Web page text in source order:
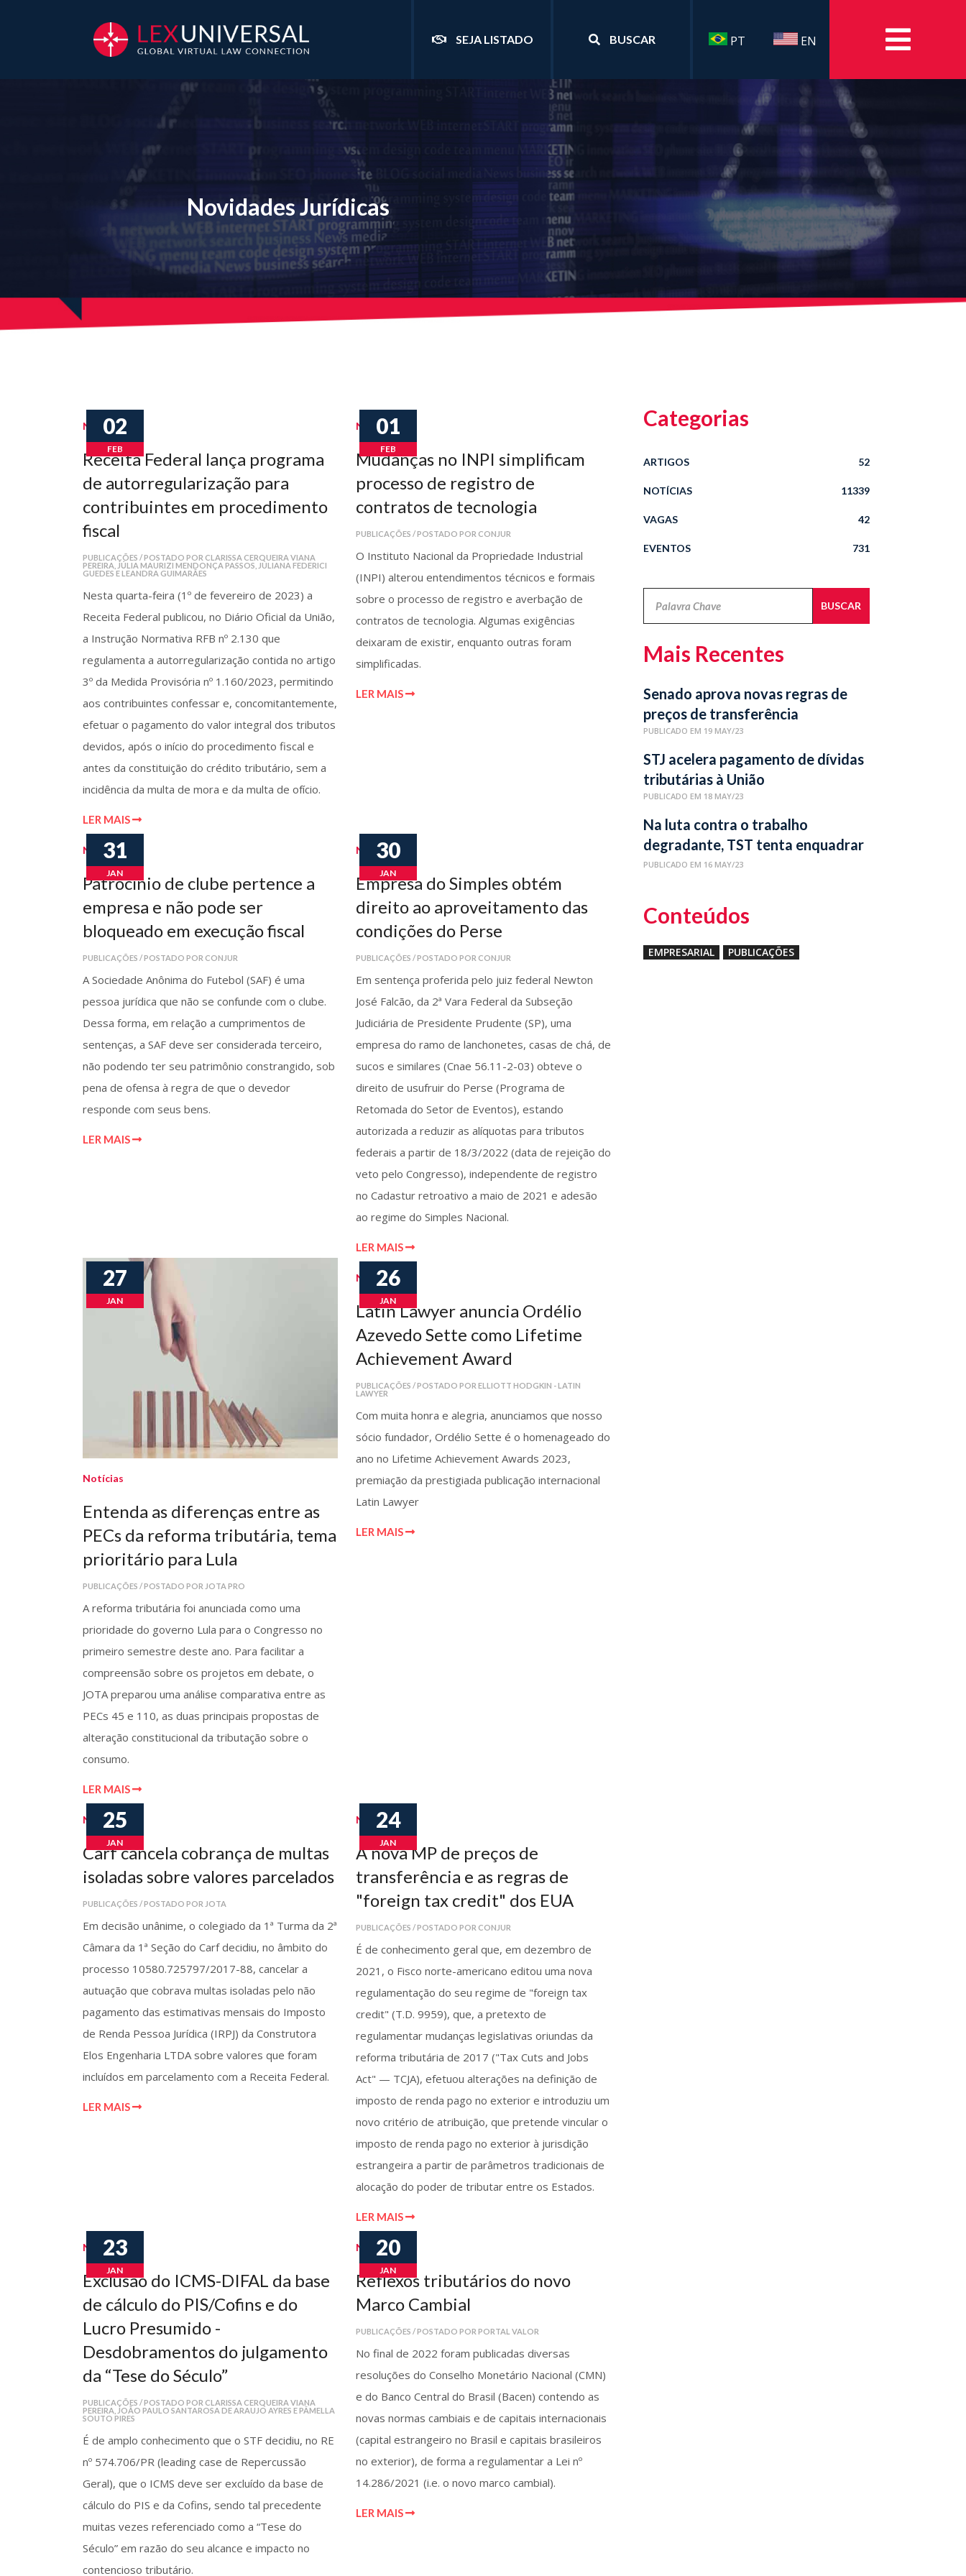
SEJA LISTADO BUSCAR PT EN
Novidades Jurídicas
02
FEB
Notícias
Receita Federal lança programa
de autorregularização para
contribuintes em procedimento
fiscal
PUBLICAÇÕES / POSTADO POR CLARISSA CERQUEIRA VIANA
PEREIRA, JÚLIA MAURIZI MENDONÇA PASSOS, JULIANA FEDERICI
GUEDES E LEANDRA GUIMARÃES
Nesta quarta-feira (1º de fevereiro de 2023) a
Receita Federal publicou, no Diário Oficial da União,
a Instrução Normativa RFB nº 2.130 que
regulamenta a autorregularização contida no artigo
3º da Medida Provisória nº 1.160/2023, permitindo
aos contribuintes confessar e, concomitantemente,
efetuar o pagamento do valor integral dos tributos
devidos, após o início do procedimento fiscal e
antes da constituição do crédito tributário, sem a
incidência da multa de mora e da multa de ofício.
LER MAIS
01
FEB
Notícias
Mudanças no INPI simplificam
processo de registro de
contratos de tecnologia
PUBLICAÇÕES / POSTADO POR CONJUR
O Instituto Nacional da Propriedade Industrial
(INPI) alterou entendimentos técnicos e formais
sobre o processo de registro e averbação de
contratos de tecnologia. Algumas exigências
deixaram de existir, enquanto outras foram
simplificadas.
LER MAIS
31
JAN
Notícias
Patrocínio de clube pertence a
empresa e não pode ser
bloqueado em execução fiscal
PUBLICAÇÕES / POSTADO POR CONJUR
A Sociedade Anônima do Futebol (SAF) é uma
pessoa jurídica que não se confunde com o clube.
Dessa forma, em relação a cumprimentos de
sentenças, a SAF deve ser considerada terceiro,
não podendo ter seu patrimônio constrangido, sob
pena de ofensa à regra de que o devedor
responde com seus bens.
LER MAIS
30
JAN
Notícias
Empresa do Simples obtém
direito ao aproveitamento das
condições do Perse
PUBLICAÇÕES / POSTADO POR CONJUR
Em sentença proferida pelo juiz federal Newton
José Falcão, da 2ª Vara Federal da Subseção
Judiciária de Presidente Prudente (SP), uma
empresa do ramo de lanchonetes, casas de chá, de
sucos e similares (Cnae 56.11-2-03) obteve o
direito de usufruir do Perse (Programa de
Retomada do Setor de Eventos), estando
autorizada a reduzir as alíquotas para tributos
federais a partir de 18/3/2022 (data de rejeição do
veto pelo Congresso), independente de registro
no Cadastur retroativo a maio de 2021 e adesão
ao regime do Simples Nacional.
LER MAIS
27
JAN
Notícias
Entenda as diferenças entre as
PECs da reforma tributária, tema
prioritário para Lula
PUBLICAÇÕES / POSTADO POR JOTA PRO
A reforma tributária foi anunciada como uma
prioridade do governo Lula para o Congresso no
primeiro semestre deste ano. Para facilitar a
compreensão sobre os projetos em debate, o
JOTA preparou uma análise comparativa entre as
PECs 45 e 110, as duas principais propostas de
alteração constitucional da tributação sobre o
consumo.
LER MAIS
26
JAN
Notícias
Latin Lawyer anuncia Ordélio
Azevedo Sette como Lifetime
Achievement Award
PUBLICAÇÕES / POSTADO POR ELLIOTT HODGKIN - LATIN
LAWYER
Com muita honra e alegria, anunciamos que nosso
sócio fundador, Ordélio Sette é o homenageado do
ano no Lifetime Achievement Awards 2023,
premiação da prestigiada publicação internacional
Latin Lawyer
LER MAIS
25
JAN
Notícias
Carf cancela cobrança de multas
isoladas sobre valores parcelados
PUBLICAÇÕES / POSTADO POR JOTA
Em decisão unânime, o colegiado da 1ª Turma da 2ª
Câmara da 1ª Seção do Carf decidiu, no âmbito do
processo 10580.725797/2017-88, cancelar a
autuação que cobrava multas isoladas pelo não
pagamento das estimativas mensais do Imposto
de Renda Pessoa Jurídica (IRPJ) da Construtora
Elos Engenharia LTDA sobre valores que foram
incluídos em parcelamento com a Receita Federal.
LER MAIS
24
JAN
Notícias
A nova MP de preços de
transferência e as regras de
"foreign tax credit" dos EUA
PUBLICAÇÕES / POSTADO POR CONJUR
É de conhecimento geral que, em dezembro de
2021, o Fisco norte-americano editou uma nova
regulamentação do seu regime de "foreign tax
credit" (T.D. 9959), que, a pretexto de
regulamentar mudanças legislativas oriundas da
reforma tributária de 2017 ("Tax Cuts and Jobs
Act" — TCJA), efetuou alterações na definição de
imposto de renda pago no exterior e introduziu um
novo critério de atribuição, que pretende vincular o
imposto de renda pago no exterior à jurisdição
estrangeira a partir de parâmetros tradicionais de
alocação do poder de tributar entre os Estados.
LER MAIS
23
JAN
Notícias
Exclusão do ICMS-DIFAL da base
de cálculo do PIS/Cofins e do
Lucro Presumido -
Desdobramentos do julgamento
da “Tese do Século”
PUBLICAÇÕES / POSTADO POR CLARISSA CERQUEIRA VIANA
PEREIRA, JOÃO PAULO SANTAROSA DE ARAUJO AYRES E PÂMELLA
SOUTO PIRES
É de amplo conhecimento que o STF decidiu, no RE
nº 574.706/PR (leading case de Repercussão
Geral), que o ICMS deve ser excluído da base de
cálculo do PIS e da Cofins, sendo tal precedente
muitas vezes referenciado como a “Tese do
Século” em razão do seu alcance e impacto no
contencioso tributário.
20
JAN
Notícias
Reflexos tributários do novo
Marco Cambial
PUBLICAÇÕES / POSTADO POR PORTAL VALOR
No final de 2022 foram publicadas diversas
resoluções do Conselho Monetário Nacional (CMN)
e do Banco Central do Brasil (Bacen) contendo as
novas normas cambiais e de capitais internacionais
(capital estrangeiro no Brasil e capitais brasileiros
no exterior), de forma a regulamentar a Lei nº
14.286/2021 (i.e. o novo marco cambial).
LER MAIS
Categorias
ARTIGOS 52
NOTÍCIAS 11339
VAGAS 42
EVENTOS 731
Jurídicas
BUSCAR
Mais Recentes
Senado aprova novas regras de
preços de transferência
PUBLICADO EM 19 MAY/23
STJ acelera pagamento de dívidas
tributárias à União
PUBLICADO EM 18 MAY/23
Na luta contra o trabalho
degradante, TST tenta enquadrar
novas relações laborais
PUBLICADO EM 16 MAY/23
Conteúdos
EMPRESARIAL PUBLICAÇÕES